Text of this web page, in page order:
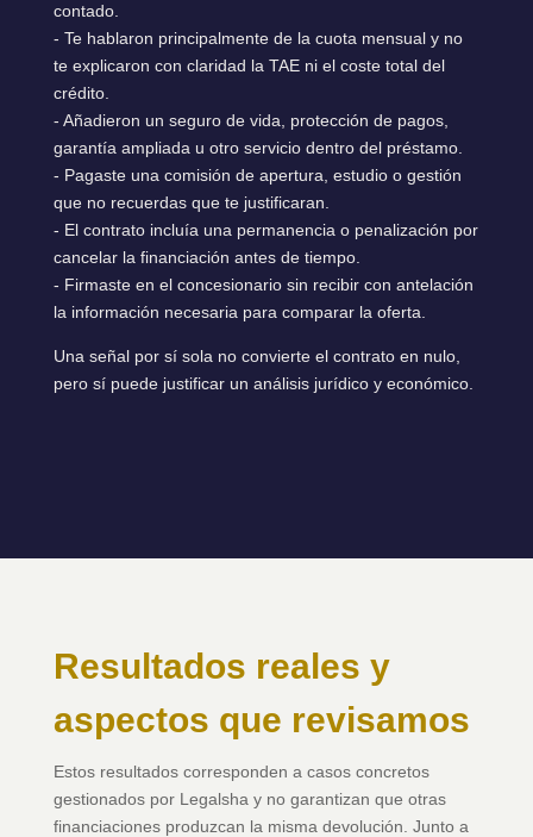
contado.
- Te hablaron principalmente de la cuota mensual y no
te explicaron con claridad la TAE ni el coste total del
crédito.
- Añadieron un seguro de vida, protección de pagos,
garantía ampliada u otro servicio dentro del préstamo.
- Pagaste una comisión de apertura, estudio o gestión
que no recuerdas que te justificaran.
- El contrato incluía una permanencia o penalización por
cancelar la financiación antes de tiempo.
- Firmaste en el concesionario sin recibir con antelación
la información necesaria para comparar la oferta.
Una señal por sí sola no convierte el contrato en nulo,
pero sí puede justificar un análisis jurídico y económico.
Resultados reales y
aspectos que revisamos
Estos resultados corresponden a casos concretos
gestionados por Legalsha y no garantizan que otras
financiaciones produzcan la misma devolución. Junto a